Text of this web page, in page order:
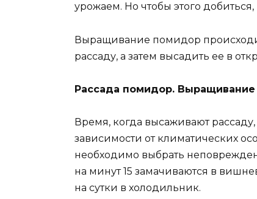
урожаем. Но чтобы этого
Выращивание помидор
рассаду, а затем высадить ее в
Рассада помидор. Выращивание
Время, когда высаживают
зависимости от климатических
необходимо выбрать
на минут 15 замачиваются в
на сутки в холодильник.